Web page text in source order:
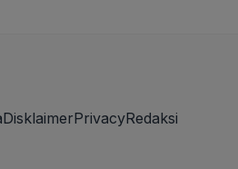
DisklaimerPrivacyRedaksi